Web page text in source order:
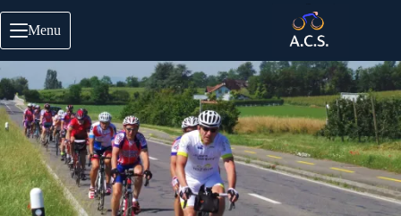
au
contenu
Menu